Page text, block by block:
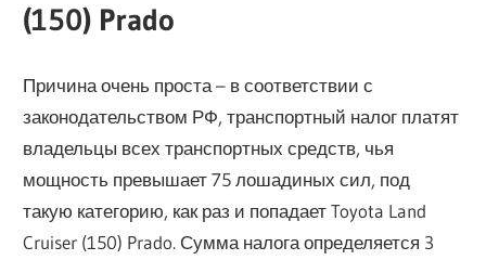
(150) Prado
Причина очень проста – в соответствии с
законодательством РФ, транспортный налог платят
владельцы всех транспортных средств, чья
мощность превышает 75 лошадиных сил, под
такую категорию, как раз и попадает Toyota Land
Cruiser (150) Prado. Сумма налога определяется 3